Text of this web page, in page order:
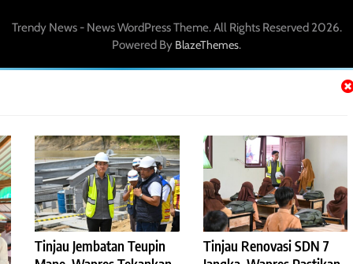
Tinjau Jembatan Teupin
Tinjau Renovasi SDN 7
Trendy News - News WordPress Theme. All Rights Reserved 2026.
Powered By BlazeThemes.